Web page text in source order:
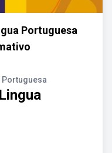
Portuguesa
Portuguesa